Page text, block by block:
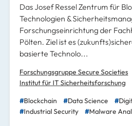
Das Josef Ressel Zentrum für
Technologien &
Forschungseinrichtung der
Pölten. Ziel ist es
basierte Technolo...
Forschungsgruppe Secure Societies
Institut für IT Sicherheitsforschung
Blockchain Data Science
Industrial Security
Malware